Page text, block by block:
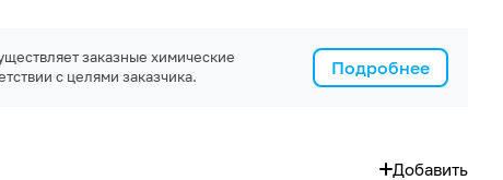
Подробнее
заказные химические
с целями заказчика.
Добавить